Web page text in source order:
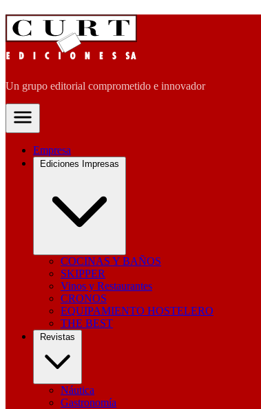
Un grupo editorial comprometido e innovador
Empresa
Ediciones Impresas
COCINAS Y BAÑOS
SKIPPER
Vinos y Restaurantes
CRONOS
EQUIPAMIENTO HOSTELERO
THE BEST
Revistas
Náutica
Gastronomía